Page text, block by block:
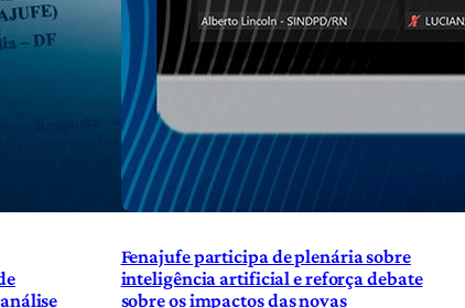
Fenajufe participa de plenária sobre
inteligência artificial e reforça debate
sobre os impactos das novas